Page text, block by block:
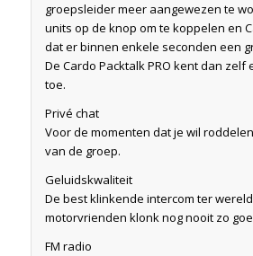
groepsleider meer aangewezen te
units op de knop om te koppelen en
dat er binnen enkele seconden een
De Cardo Packtalk PRO kent dan
toe.
Privé chat
Voor de momenten dat je wil
van de groep.
Geluidskwaliteit
De best klinkende intercom ter
motorvrienden klonk nog nooit zo
FM radio